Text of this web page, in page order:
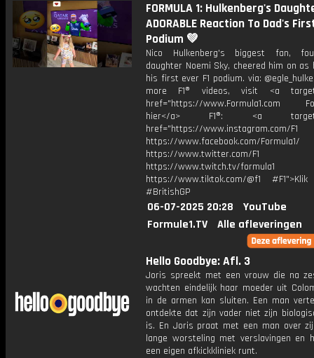
FORMULA 1: Hulkenberg's
ADORABLE Reaction To Dad's
Podium 💚
Nico Hulkenberg's biggest fan,
daughter Noemi Sky, cheered him on as
his first ever F1 podium. via:
more F1® videos, visit <a
href="https://www.Formula1.com
hier</a> F1®: <a
href="https://www.instagram.com/F1
https://www.facebook.com/Formula1/
https://www.twitter.com/F1
https://www.twitch.tv/formula1
https://www.tiktok.com/@f1
#BritishGP
06-07-2025 20:28
YouTube
Formule1.TV
Alle afleveringen
Hello Goodbye: Afl. 3
Joris spreekt met een vrouw die na
wachten eindelijk haar moeder uit
in de armen kan sluiten. Een man
ontdekte dat zijn vader niet zijn
is. En Joris praat met een man over
lange worsteling met verslavingen en
een eigen afkickkliniek runt.